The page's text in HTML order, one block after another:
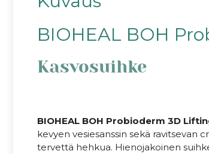
BIOHEAL BOH
Kasvosuihke
BIOHEAL BOH Probioderm 3D
kevyen vesiesanssin sekä
tervettä hehkua. Hienojakoinen